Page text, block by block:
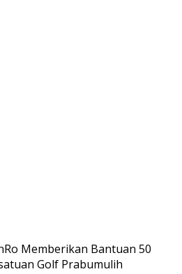
Memberikan Bantuan 50
Golf Prabumulih